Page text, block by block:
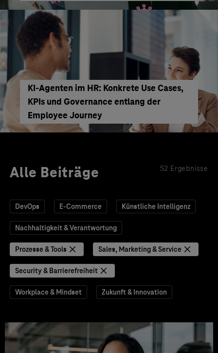
KI‑Agenten im HR: Konkrete Use Cases,
KPIs und Governance entlang der
Employee Journey
Alle Beiträge 52 Ergebnisse
DevOps E-Commerce Künstliche Intelligenz
Nachhaltigkeit & Verantwortung
Prozesse & Tools Sales, Marketing & Service
Security & Barrierefreiheit
Workplace & Mindset Zukunft & Innovation